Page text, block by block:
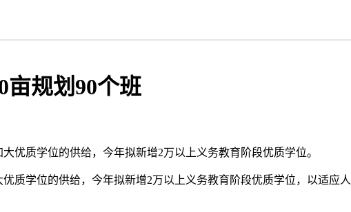
亩规划90个班
优质学位的供给，今年拟新增2万以上义务教育阶段优质学位。
质学位的供给，今年拟新增2万以上义务教育阶段优质学位，以适应